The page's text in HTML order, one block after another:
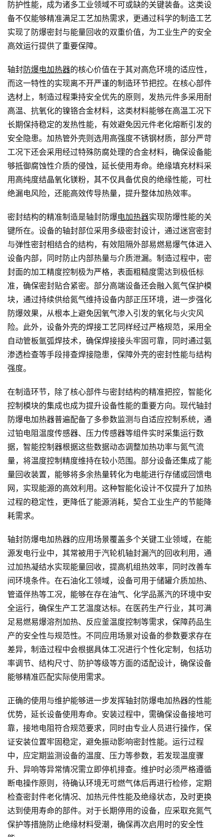
防护性能，成为诸多工业领域不可或缺的关键装备。这类设
备不仅能够精准满足工艺加热需求，更通过科学的制造工艺
实现了防爆密封与能量回收的双重价值，为工业生产的安全
高效运行提供了重要保障。
轴封防爆电加热器的核心价值在于其对高危环境的适应性，
而这一特性的实现离不开严谨的制造环节把控。在核心部件
选材上，制造过程秉持安全优先的原则，发热元件多采用耐
高温、抗氧化的镍铬合金材料，这类材料能够在高温工况下
长期保持稳定的发热性能，有效避免因元件老化熔断引发的
安全隐患。加热管外壳则选用高强度不锈钢材质，部分严苛
工况下还会采用经过特殊防腐处理的合金材料，确保设备能
够抵御腐蚀性介质的侵蚀，延长使用寿命。绝缘填充材料采
用高纯度结晶氧化镁粉，其不仅具备优良的绝缘性能，可杜
绝漏电风险，还能高效传导热量，提升整体加热效率。
密封结构的精准制造是轴封防爆电加热器实现防爆性能的关
键所在。设备的轴封部位采用多级密封设计，通过迷宫密封
与弹性密封相结合的结构，有效阻隔外部易燃易爆气体进入
设备内部，同时防止内部热量与介质泄漏。制造过程中，密
封面的加工精度控制极为严格，表面粗糙度需达到极低标
准，确保密封贴合紧密。部分高端设备还会融入氮气保护模
块，通过持续供给氮气维持设备内部正压环境，进一步强化
防爆效果，从根本上避免因氧气渗入引发的氧化与火灾风
险。此外，设备外壳的焊接工艺同样经过严格规范，采用全
自动管板氩弧焊技术，确保焊接接头牢固可靠，同时通过氨
渗透检查等手段排查焊接隐患，保障外壳的密封性能与结构
强度。
在制造环节，除了核心部件与密封结构的精准把控，智能化
控制模块的集成也成为提升设备性能的重要方向。现代轴封
防爆电加热器普遍配备了多参数监测与自适应控制系统，通
过铂电阻温度传感器、压力传感器等组件实时采集运行数
据，智能控制器根据这些数据动态调整加热功率与氮气流
量，将温度控制精度维持在较小范围。部分设备还集成了能
量回收装置，能够将多余热量转化为电能进行存储或回馈电
网，实现能源的高效利用。这种智能化设计不仅提升了加热
过程的稳定性，更降低了能源消耗，契合工业生产的节能降
耗需求。
轴封防爆电加热器的应用场景覆盖多个关键工业领域，在能
源发电行业中，其常被用于汽轮机轴封漏汽的回收利用，通
过加热凝结水实现能量回收，提高机组热效率，同时改善车
间环境条件。在石油化工领域，设备可用于储罐介质加热、
管道伴热等工况，能够在存在油气、化学品蒸汽的环境中安
全运行，确保生产工艺温度达标。在医药生产行业，其可满
足易燃易爆溶剂加热、反应釜温度控制等需求，保障药品生
产的安全性与规范性。不同应用场景对设备的参数要求存在
差异，制造过程中会根据具体工况进行个性化定制，包括功
率调节、结构尺寸、防护等级等方面的适配设计，确保设备
能够精准匹配实际使用需求。
正确的使用与维护能够进一步发挥轴封防爆电加热器的性能
优势，延长设备使用寿命。安装过程中，需确保设备接地可
靠，接地电阻符合规范要求，同时由专业人员进行操作，保
证安装位置牢固稳定，避免振动影响密封性能。运行过程
中，应定期监测设备的温度、压力等参数，若发现温度骤
升、异响等异常情况需立即停机排查。维护时必须严格遵循
断电操作原则，待确认环境无可燃气体后再进行检修，定期
检查密封件老化情况、加热元件性能及绝缘状态，及时更换
达到使用寿命的部件。对于长期停用的设备，应采取充氮气
保护等措施防止绝缘材料受潮，确保再次启用时的安全性